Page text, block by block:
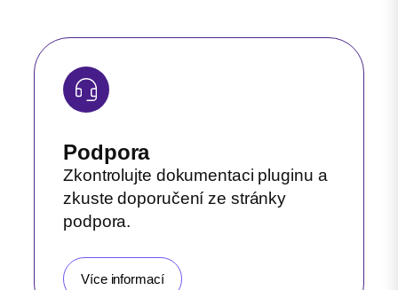
Podpora
Zkontrolujte dokumentaci pluginu a
zkuste doporučení ze stránky
podpora.
Více informací